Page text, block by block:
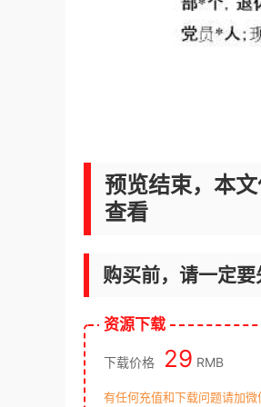
预览结束，本
查看
购买前，请一定要
资源下载
下载价格 29 RMB
有任何充值和下载问题请加